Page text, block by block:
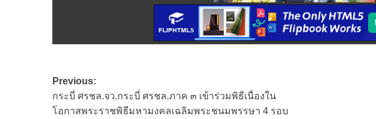
Post
navigation
Previous:
กระบี่ ศรชล.จว.กระบี่ ศรชล.ภาค ๓ เข้าร่วมพิธีเนื่องใน
โอกาสพระราชพิธีมหามงคลเฉลิมพระชนมพรรษา 4 รอบ